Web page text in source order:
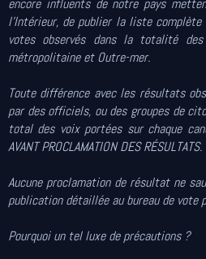
encore influents de notre pays
l’Intérieur, de publier la liste
votes observés dans la totalité
métropolitaine et Outre-mer.
Toute différence avec les résultats
par des officiels, ou des groupes de
total des voix portées sur chaque
AVANT PROCLAMATION DES RÉSULTATS.
Aucune proclamation de résultat ne
publication détaillée au bureau de vote
Pourquoi un tel luxe de précautions ?